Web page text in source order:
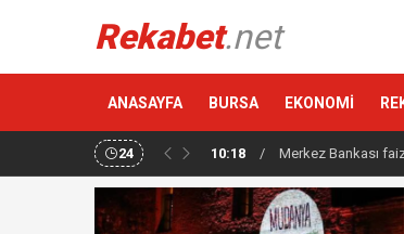
Rekabet.net
ANASAYFA BURSA EKONOMİ
24 10:18 / Merkez Bankası faiz